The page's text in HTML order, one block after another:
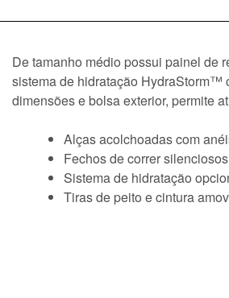
De tamanho médio possui painel de
sistema de hidratação HydraStorm™
dimensões e bolsa exterior, permite
Alças acolchoadas com
Fechos de correr
Sistema de hidratação
Tiras de peito e cintura